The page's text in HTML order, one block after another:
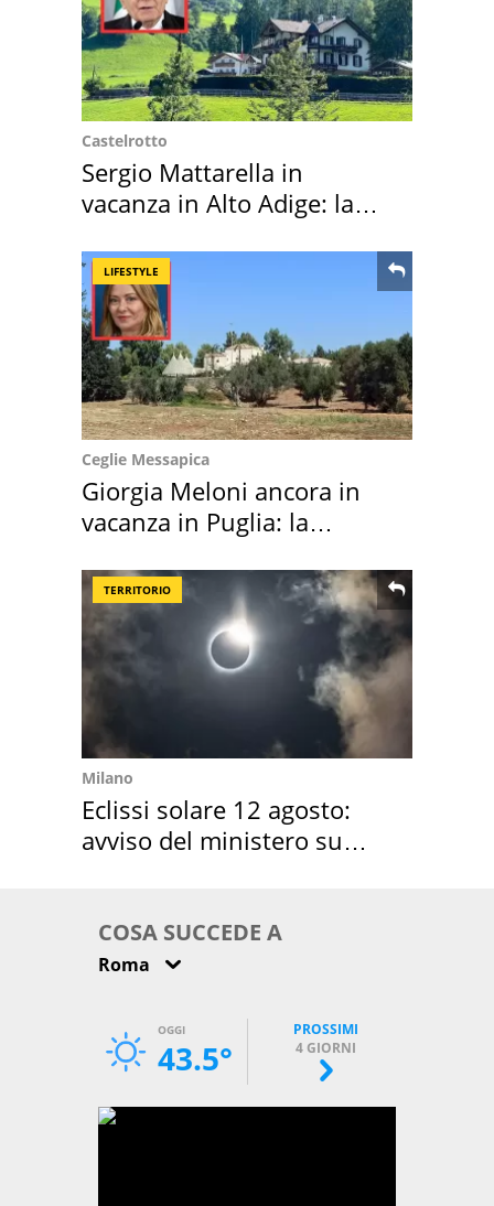
Castelrotto
Sergio Mattarella in
vacanza in Alto Adige: la
LIFESTYLE
Ceglie Messapica
Giorgia Meloni ancora in
vacanza in Puglia: la
TERRITORIO
Milano
Eclissi solare 12 agosto:
avviso del ministero su